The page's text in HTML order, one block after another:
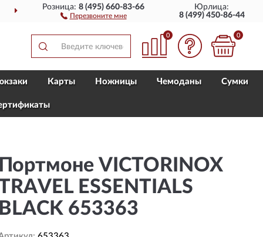
ПО ВСЕЙ РОССИИ
Розница:8 (495) 660-83-66
Перезвоните мне
Юрлица:
8 (499) 450-86-44
0 0
Карты Ножницы Чемоданы Сумки
Портмоне VICTORINOX
ESSENTIALS
BLACK 653363